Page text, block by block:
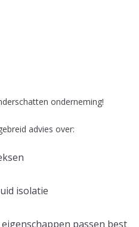
onderneming!
advies over:
isolatie
passen best